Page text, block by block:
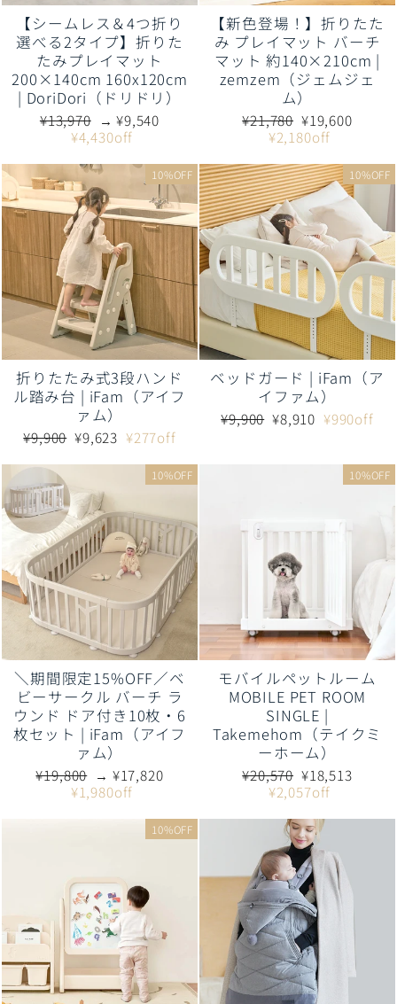
【シームレス＆4つ折り
選べる2タイプ】折りた
たみプレイマット
200×140cm 160x120cm
| DoriDori（ドリドリ）
通
格
¥13,970 販
売
格
→ ¥9,540
¥4,430off
【新色登場！】折りたた
み プレイマット バーチ
マット 約140×210cm |
zemzem（ジェムジェ
ム）
通
格
¥21,780 販
売
格
¥19,600
¥2,180off
10%OFF
折りたたみ式3段ハンド
ル踏み台 | iFam（アイフ
ァム）
通
価
格
¥9,900 販
価
¥9,623 ¥277off
10%OFF
ベッドガード | iFam（ア
イファム）
通
¥9,900 販
¥8,910 ¥990off
10%OFF
＼期間限定15%OFF／ベ
ビーサークル バーチ ラ
ウンド ドア付き10枚・6
枚セット | iFam（アイフ
ァム）
通
格
¥19,800 販
売
格
→ ¥17,820
¥1,980off
10%OFF
モバイルペットルーム
MOBILE PET ROOM
SINGLE |
Takemehom（テイクミ
ーホーム）
通
格
¥20,570 販
売
格
¥18,513
¥2,057off
10%OFF